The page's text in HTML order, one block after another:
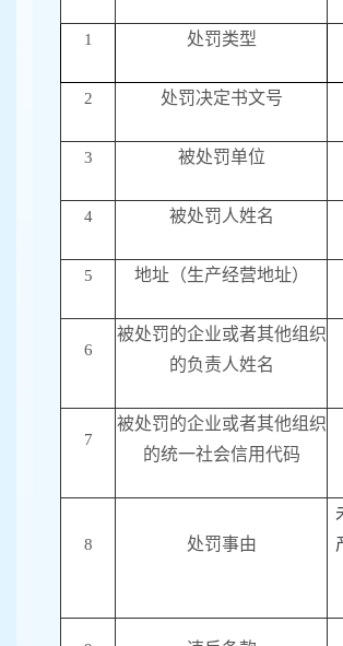
1 处罚类型
2 处罚决定书文号
3 被处罚单位
4 被处罚人姓名
5 地址（生产经营地址）
6
被处罚的企业或者其他组织
的负责人姓名
7
被处罚的企业或者其他组织
的统一社会信用代码
8 处罚事由